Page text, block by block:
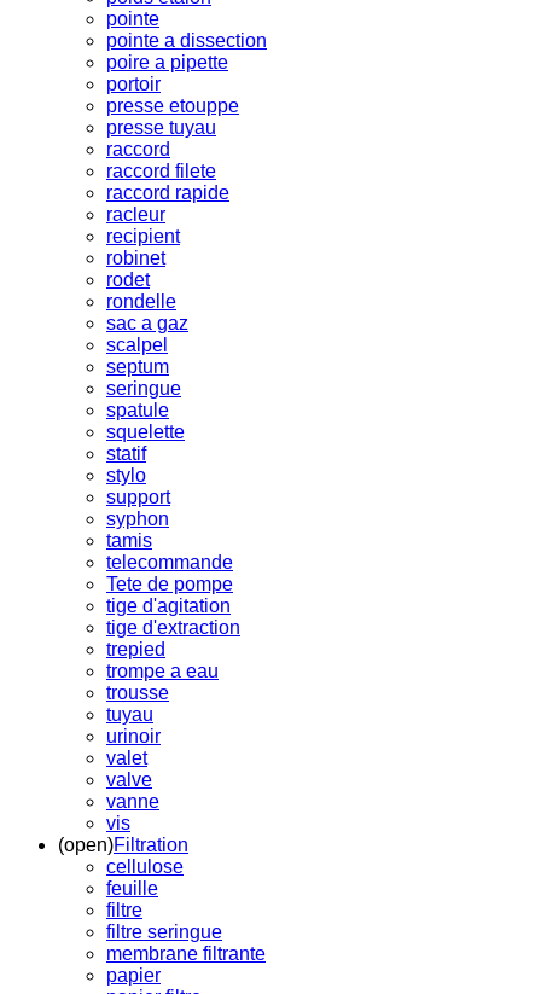
pointe
pointe a dissection
poire a pipette
portoir
presse etouppe
presse tuyau
raccord
raccord filete
raccord rapide
racleur
recipient
robinet
rodet
rondelle
sac a gaz
scalpel
septum
seringue
spatule
squelette
statif
stylo
support
syphon
tamis
telecommande
Tete de pompe
tige d'agitation
tige d'extraction
trepied
trompe a eau
trousse
tuyau
urinoir
valet
valve
vanne
vis
(open)Filtration
cellulose
feuille
filtre
filtre seringue
membrane filtrante
papier